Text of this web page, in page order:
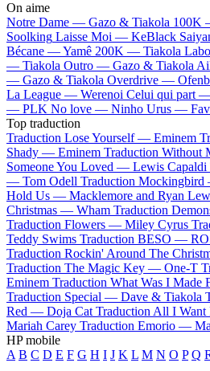
On aime
Notre Dame — Gazo & Tiakola 100K
Soolking Laisse Moi — KeBlack
Bécane —Yamê 200K — Tiakola
— Tiakola Outro — Gazo & Tiakola
— Gazo & Tiakola Overdrive —
La League — Werenoi Celui qui part
— PLK No love — Ninho Urus —
Top traduction
Traduction Lose Yourself — Eminem
Shady — Eminem Traduction
Someone You Loved — Lewis Capaldi
— Tom Odell Traduction
Hold Us — Macklemore and Ryan
Christmas — Wham Traduction
Traduction Flowers — Miley Cyrus
Teddy Swims Traduction BESO —
Traduction Rockin' Around The
Traduction The Magic Key — One-T
Eminem Traduction What Was I Made
Traduction Special — Dave & Tiakola
Red — Doja Cat Traduction All I
Mariah Carey Traduction Emorio —
HP mobile
A B C D E F G H I J K L M N O P Q